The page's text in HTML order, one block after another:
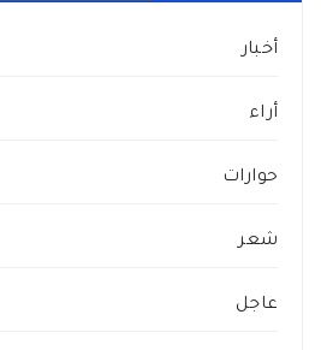
أخبار
أراء
حوارات
شعر
عاجل